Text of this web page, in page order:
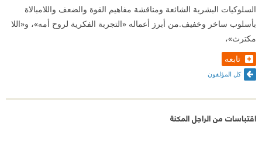
السلوكيات البشرية الشائعة ومناقشة مفاهيم القوة والضعف واللامبالاة
بأسلوب ساخر وخفيف.من أبرز أعماله «التجربة الفكرية لروح أمه»، و«اللا
مكترث»،
تابعه
كل المؤلفون
اقتباسات من الراجل المكنة